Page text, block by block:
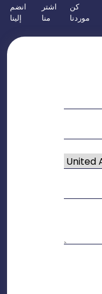
كن
موردنا
اشتر
منا
انضم
إلينا